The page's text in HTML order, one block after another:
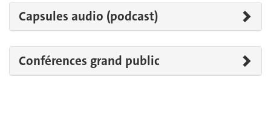
Capsules audio (podcast)
Conférences grand public